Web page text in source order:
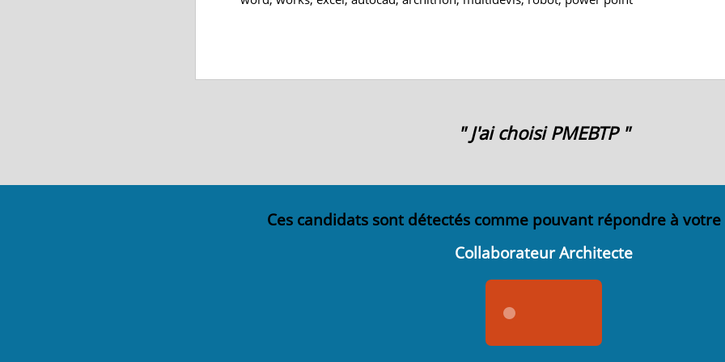
" J'ai choisi PMEBTP "
Ces candidats sont détectés comme pouvant répondre à
Collaborateur Architecte